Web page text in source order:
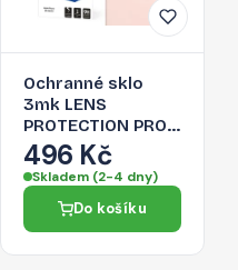
Ochranné sklo
3mk LENS
PROTECTION PRO
pro iPhone 13 mini
- stříbrná
496 Kč
Skladem (2-4 dny)
Do košíku